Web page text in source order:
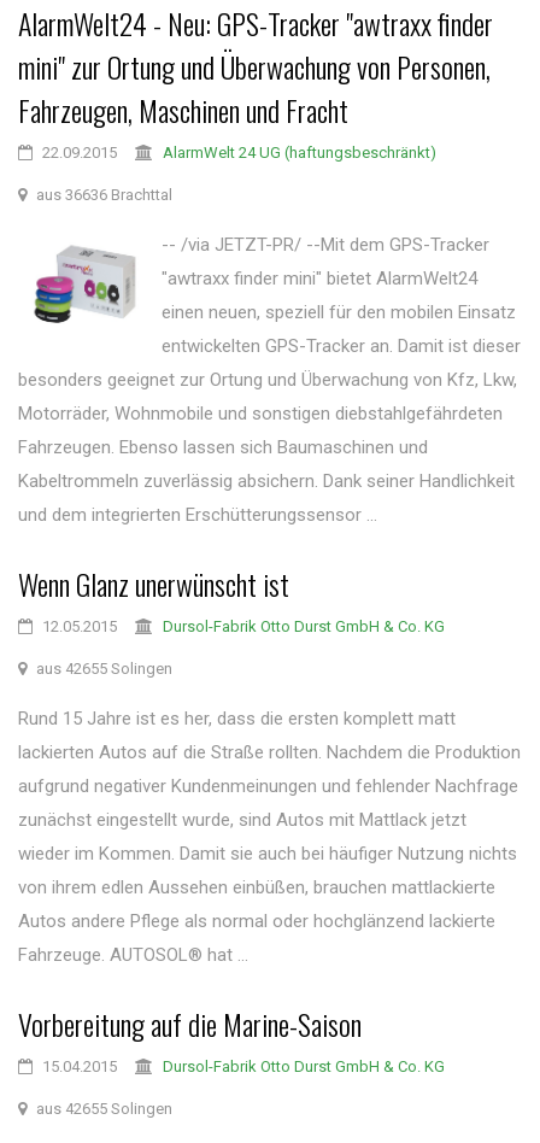
AlarmWelt24 - Neu: GPS-Tracker "awtraxx finder
mini" zur Ortung und Überwachung von Personen,
Fahrzeugen, Maschinen und Fracht
22.09.2015 AlarmWelt 24 UG (haftungsbeschränkt)
aus 36636 Brachttal
-- /via JETZT-PR/ --Mit dem GPS-Tracker
"awtraxx finder mini" bietet AlarmWelt24
einen neuen, speziell für den mobilen Einsatz
entwickelten GPS-Tracker an. Damit ist dieser
besonders geeignet zur Ortung und Überwachung von Kfz, Lkw,
Motorräder, Wohnmobile und sonstigen diebstahlgefährdeten
Fahrzeugen. Ebenso lassen sich Baumaschinen und
Kabeltrommeln zuverlässig absichern. Dank seiner Handlichkeit
und dem integrierten Erschütterungssensor ...
Wenn Glanz unerwünscht ist
12.05.2015 Dursol-Fabrik Otto Durst GmbH & Co. KG
aus 42655 Solingen
Rund 15 Jahre ist es her, dass die ersten komplett matt
lackierten Autos auf die Straße rollten. Nachdem die Produktion
aufgrund negativer Kundenmeinungen und fehlender Nachfrage
zunächst eingestellt wurde, sind Autos mit Mattlack jetzt
wieder im Kommen. Damit sie auch bei häufiger Nutzung nichts
von ihrem edlen Aussehen einbüßen, brauchen mattlackierte
Autos andere Pflege als normal oder hochglänzend lackierte
Fahrzeuge. AUTOSOL® hat ...
Vorbereitung auf die Marine-Saison
15.04.2015 Dursol-Fabrik Otto Durst GmbH & Co. KG
aus 42655 Solingen